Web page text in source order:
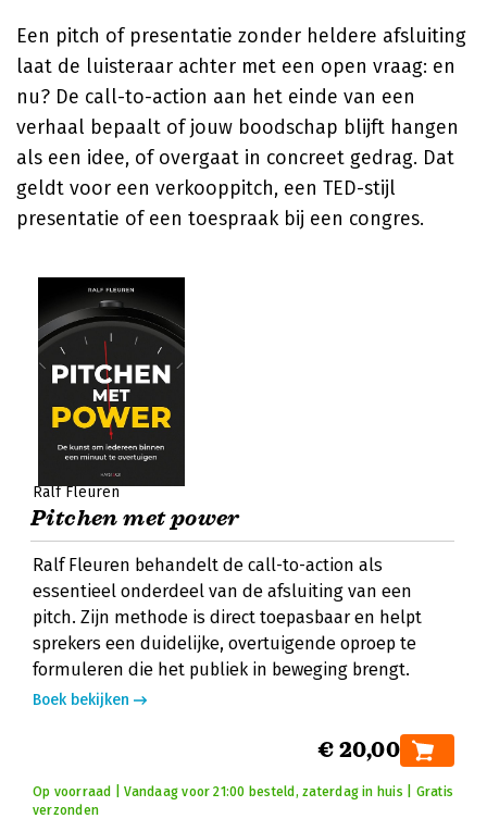
Een pitch of presentatie zonder heldere afsluiting
laat de luisteraar achter met een open vraag: en
nu? De call-to-action aan het einde van een
verhaal bepaalt of jouw boodschap blijft hangen
als een idee, of overgaat in concreet gedrag. Dat
geldt voor een verkooppitch, een TED-stijl
presentatie of een toespraak bij een congres.
Ralf Fleuren
Pitchen met power
Ralf Fleuren behandelt de call-to-action als
essentieel onderdeel van de afsluiting van een
pitch. Zijn methode is direct toepasbaar en helpt
sprekers een duidelijke, overtuigende oproep te
formuleren die het publiek in beweging brengt.
Boek bekijken
€ 20,00
Op voorraad | Vandaag voor 21:00 besteld, zaterdag in huis | Gratis
verzonden